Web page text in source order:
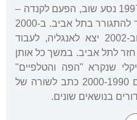
לונדון. ב-1995 שב ארצה, וב-1997 נסע שוב, הפעם לקנדה –
שם למד ניו-מדיה. ב-1998 חזר להתגורר בתל אביב. ב-2000
החל לעבוד בחברת הייטק, וב-2002 יצא לאנגליה, לעבוד
במשרדי החברה שם. ב-2007 חזר לתל אביב. במשך כל אותן
שנקרא "הפה והטלפיים"
והניב ארבעה אלבומים. בשנים 2000-1990 כתב לשורה של
בנושאים שונים.